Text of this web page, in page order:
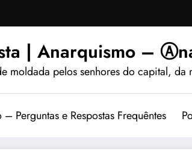
| Anarquismo –
moldada pelos senhores do capital,
Perguntas e Respostas Frequêntes